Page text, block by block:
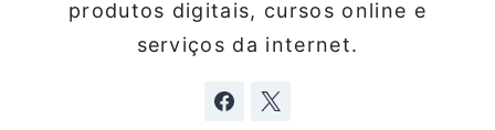
produtos digitais, cursos online e
serviços da internet.